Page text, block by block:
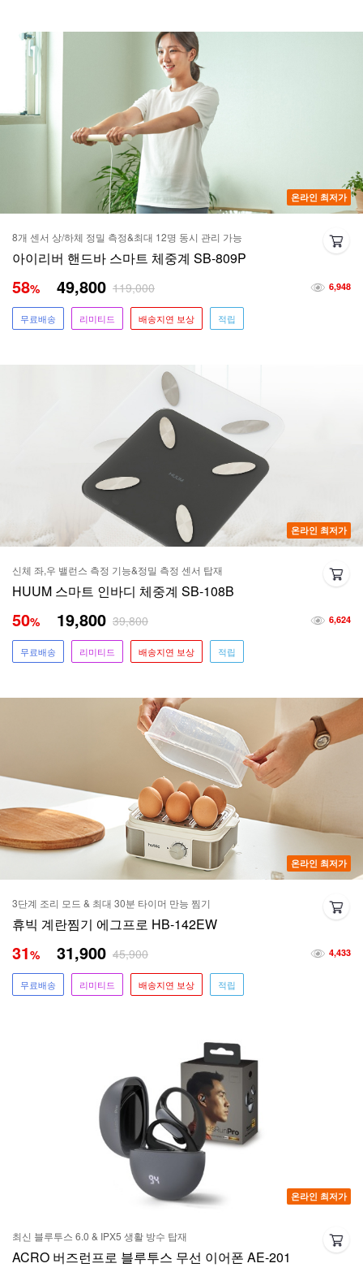
온라인 최저가
8개 센서 상/하체 정밀 측정&최대 12명 동시 관리 가능
아이리버 핸드바 스마트 체중계 SB-809P
6,948
58% 49,800 119,000
무료배송 리미티드 배송지연 보상 적립
온라인 최저가
신체 좌,우 밸런스 측정 기능&정밀 측정 센서 탑재
HUUM 스마트 인바디 체중계 SB-108B
6,624
50% 19,800 39,800
무료배송 리미티드 배송지연 보상 적립
온라인 최저가
3단계 조리 모드 & 최대 30분 타이머 만능 찜기
휴빅 계란찜기 에그프로 HB-142EW
4,433
31% 31,900 45,900
무료배송 리미티드 배송지연 보상 적립
온라인 최저가
최신 블루투스 6.0 & IPX5 생활 방수 탑재
ACRO 버즈런프로 블루투스 무선 이어폰 AE-201